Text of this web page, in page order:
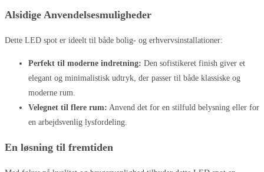
Alsidige Anvendelsesmuligheder
Dette LED spot er ideelt til både bolig- og erhvervsinstallationer:
Perfekt til moderne indretning: Den sofistikeret finish giver et
elegant og minimalistisk udtryk, der passer til både klassiske og
moderne rum.
Velegnet til flere rum: Anvend det for en stilfuld belysning eller for
en arbejdsvenlig lysfordeling.
En løsning til fremtiden